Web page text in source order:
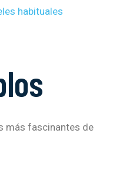
habituales
más fascinantes de